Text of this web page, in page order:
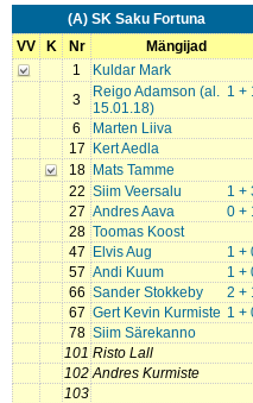
(A) SK Saku Fortuna
VV
K Nr
Mängijad
1
Kuldar Mark
3
1 +
Reigo Adamson (al.
15.01.18)
6
Marten Liiva
17
Kert Aedla
18
Mats Tamme
22
1 +
Siim Veersalu
27
0 +
Andres Aava
28 Toomas Koost
47
1 +
Elvis Aug
57
1 +
Andi Kuum
66
2 +
Sander Stokkeby
67
1 +
Gert Kevin Kurmiste
78 Siim Särekanno
101 Risto Lall
102 Andres Kurmiste
103